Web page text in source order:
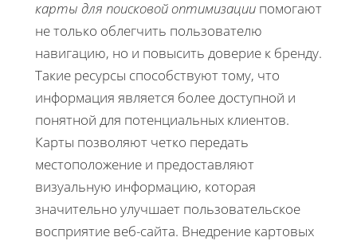
карты для поисковой оптимизации помогают
не только облегчить пользователю
навигацию, но и повысить доверие к бренду.
Такие ресурсы способствуют тому, что
информация является более доступной и
понятной для потенциальных клиентов.
Карты позволяют четко передать
местоположение и предоставляют
визуальную информацию, которая
значительно улучшает пользовательское
восприятие веб-сайта. Внедрение картовых